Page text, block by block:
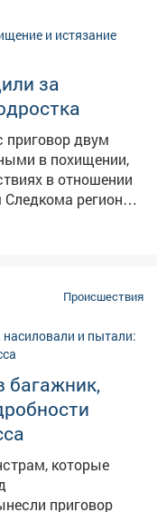
за
приговор двум
в похищении,
в отношении
с 13‑летним
посадили
него ряд
сексуального
поместили в
где
итоге
на месте и
из осуждённых
колонии
они
в доход
Происшествия
багажник,
которые